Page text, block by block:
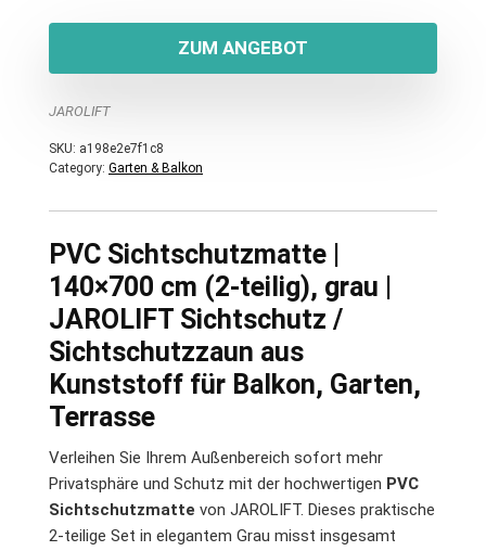
ZUM ANGEBOT
JAROLIFT
SKU: a198e2e7f1c8
Category: Garten & Balkon
PVC Sichtschutzmatte |
140×700 cm (2-teilig), grau |
JAROLIFT Sichtschutz /
Sichtschutzzaun aus
Kunststoff für Balkon, Garten,
Terrasse
Verleihen Sie Ihrem Außenbereich sofort mehr
Privatsphäre und Schutz mit der hochwertigen PVC
Sichtschutzmatte von JAROLIFT. Dieses praktische
2-teilige Set in elegantem Grau misst insgesamt